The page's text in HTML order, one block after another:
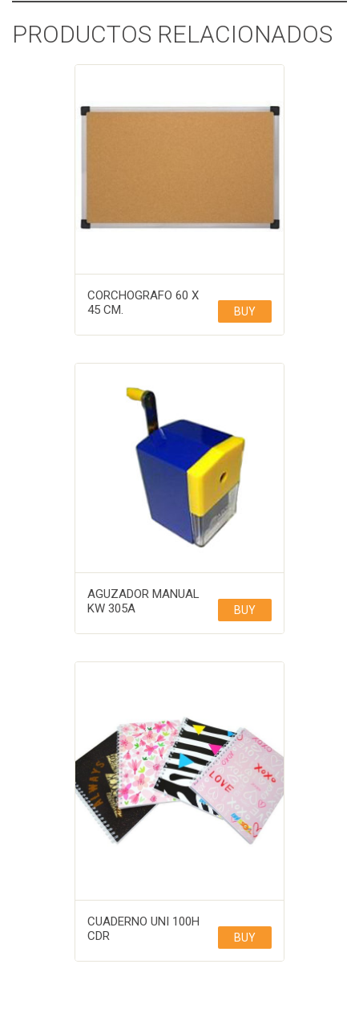
PRODUCTOS RELACIONADOS
CORCHOGRAFO 60 X
45 CM.
BUY
AGUZADOR MANUAL
KW 305A
BUY
CUADERNO UNI 100H
CDR
BUY